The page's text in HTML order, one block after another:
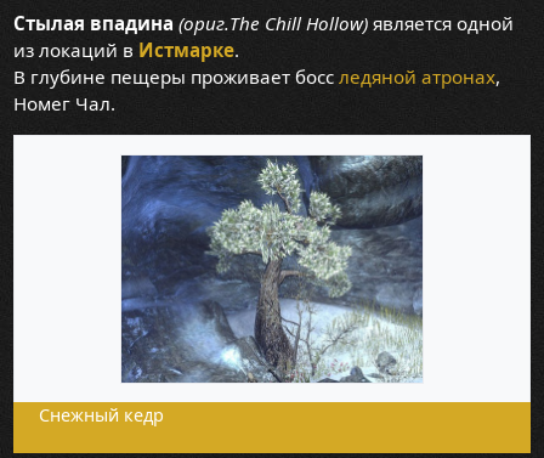
Стылая впадина (ориг.The Chill Hollow)является одной
из локаций в Истмарке.
В глубине пещеры проживает босс ледяной атронах,
Номег Чал.
Снежный кедр